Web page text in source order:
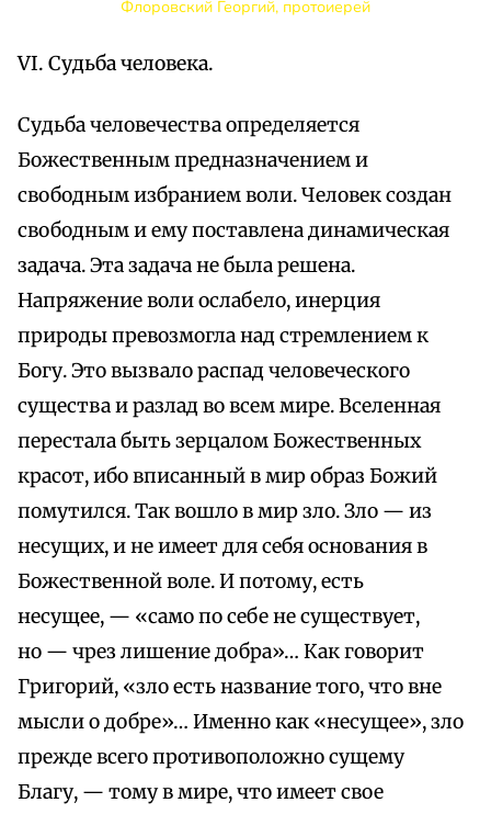
Флоровский Георгий, протоиерей
VI. Судьба человека.
Судьба человечества определяется
Божественным предназначением и
свободным избранием воли. Человек создан
свободным и ему поставлена динамическая
задача. Эта задача не была решена.
Напряжение воли ослабело, инерция
природы превозмогла над стремлением к
Богу. Это вызвало распад человеческого
существа и разлад во всем мире. Вселенная
перестала быть зерцалом Божественных
красот, ибо вписанный в мир образ Божий
помутился. Так вошло в мир зло. Зло — из
несущих, и не имеет для себя основания в
Божественной воле. И потому, есть
несущее, — «само по себе не существует,
но — чрез лишение добра»… Как говорит
Григорий, «зло есть название того, что вне
мысли о добре»… Именно как «несущее», зло
прежде всего противоположно сущему
Благу, — тому в мире, что имеет свое